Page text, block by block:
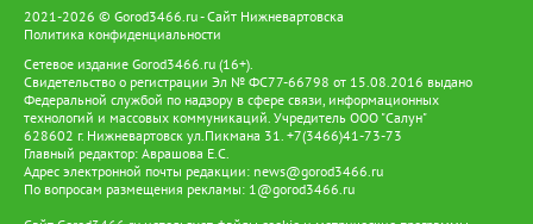
2021-2026 © Gorod3466.ru - Сайт Нижневартовска
Политика конфиденциальности
Сетевое издание Gorod3466.ru (16+).
Свидетельство о регистрации Эл № ФС77-66798 от 15.08.2016 выдано
Федеральной службой по надзору в сфере связи, информационных
технологий и массовых коммуникаций. Учредитель ООО "Салун"
628602 г. Нижневартовск ул.Пикмана 31. +7(3466)41-73-73
Главный редактор: Аврашова Е.С.
Адрес электронной почты редакции: news@gorod3466.ru
По вопросам размещения рекламы: 1@gorod3466.ru